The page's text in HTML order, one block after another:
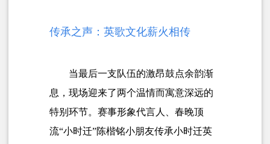
传承之声：英歌文化薪火相传
当最后一支队伍的激昂鼓点余韵渐
息，现场迎来了两个温情而寓意深远的
特别环节。赛事形象代言人、春晚顶
流“小时迁”陈楷铭小朋友传承小时迁英